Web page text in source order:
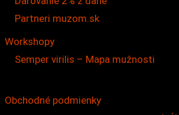
Partneri muzom.sk
Workshopy
Semper virilis – Mapa mužnosti
Obchodné podmienky